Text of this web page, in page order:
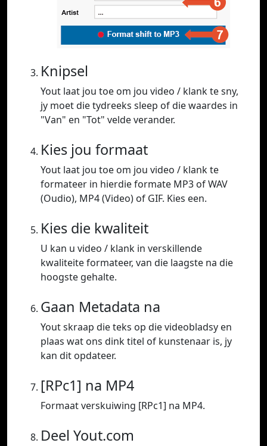
Knipsel
Yout laat jou toe om jou video / klank te sny,
jy moet die tydreeks sleep of die waardes in
"Van" en "Tot" velde verander.
Kies jou formaat
Yout laat jou toe om jou video / klank te
formateer in hierdie formate MP3 of WAV
(Oudio), MP4 (Video) of GIF. Kies een.
Kies die kwaliteit
U kan u video / klank in verskillende
kwaliteite formateer, van die laagste na die
hoogste gehalte.
Gaan Metadata na
Yout skraap die teks op die videobladsy en
plaas wat ons dink titel of kunstenaar is, jy
kan dit opdateer.
[RPc1] na MP4
Formaat verskuiwing [RPc1] na MP4.
Deel Yout.com